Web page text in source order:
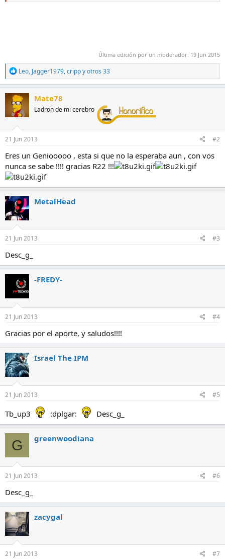
Última edición por un moderador: 19 Jun 2015
R
e
a
c
c
i
o
n
s
Leo, Jagger1979,crippy otros 33
Mate78
Ladron de mi cerebro
21 Jun 2013 #2
Eres un Geniooooo , esta si que no la esperaba aun , con vos
nunca se sabe !!!! gracias R22 !!!
MetalHead
21 Jun 2013 #3
Desc_g_
-FREDY-
21 Jun 2013 #4
Gracias por el aporte, y saludos!!!!
Israel The IPM
21 Jun 2013 #5
Tb_up3 :dplgar: Desc_g_
G greenwoodiana
21 Jun 2013 #6
Desc_g_
zacygal
21 Jun 2013 #7